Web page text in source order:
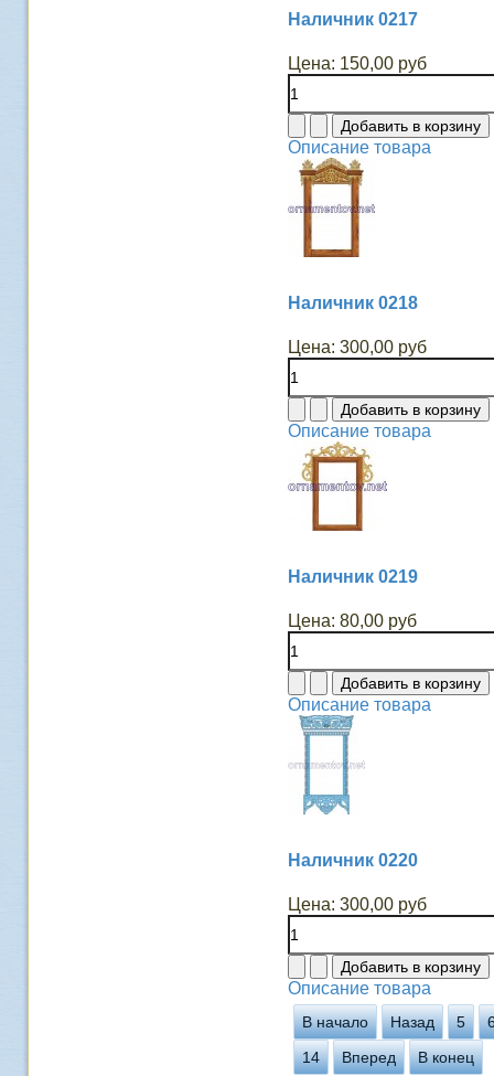
Наличник 0217
Цена: 150,00 руб
Описание товара
Наличник 0218
Цена: 300,00 руб
Описание товара
Наличник 0219
Цена: 80,00 руб
Описание товара
Наличник 0220
Цена: 300,00 руб
Описание товара
В начало Назад 5
14
Вперед В конец